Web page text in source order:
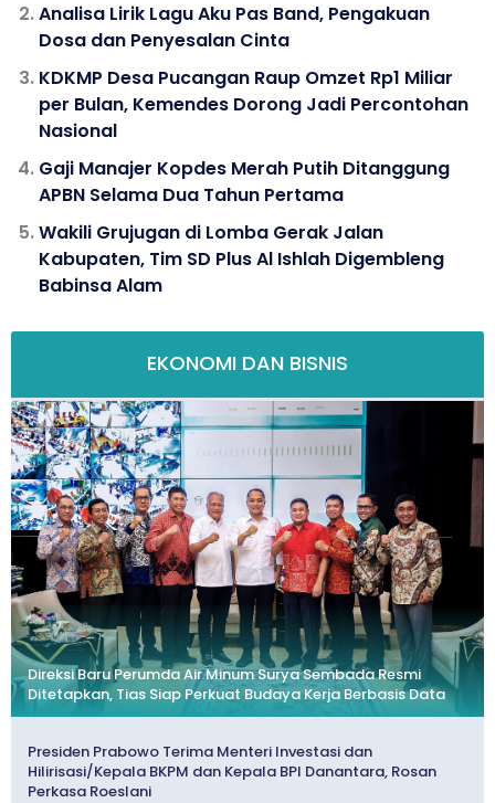
Analisa Lirik Lagu Aku Pas Band, Pengakuan
Dosa dan Penyesalan Cinta
KDKMP Desa Pucangan Raup Omzet Rp1 Miliar
per Bulan, Kemendes Dorong Jadi Percontohan
Nasional
Gaji Manajer Kopdes Merah Putih Ditanggung
APBN Selama Dua Tahun Pertama
Wakili Grujugan di Lomba Gerak Jalan
Kabupaten, Tim SD Plus Al Ishlah Digembleng
Babinsa Alam
EKONOMI DAN BISNIS
Direksi Baru Perumda Air Minum Surya Sembada Resmi
Ditetapkan, Tias Siap Perkuat Budaya Kerja Berbasis Data
Presiden Prabowo Terima Menteri Investasi dan
Hilirisasi/Kepala BKPM dan Kepala BPI Danantara, Rosan
Perkasa Roeslani